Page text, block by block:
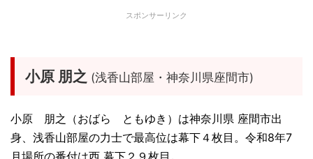
スポンサーリンク
小原 朋之 (浅香山部屋・神奈川県座間市)
小原 朋之（おばら ともゆき）は神奈川県 座間市出
身、浅香山部屋の力士で最高位は幕下４枚目。令和8年7